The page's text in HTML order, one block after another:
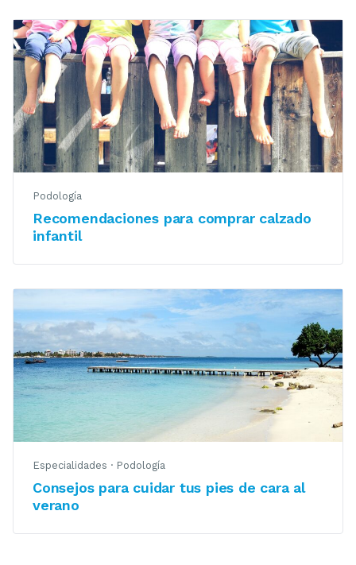
Podología
Recomendaciones para comprar calzado
infantil
Especialidades · Podología
Consejos para cuidar tus pies de cara al
verano